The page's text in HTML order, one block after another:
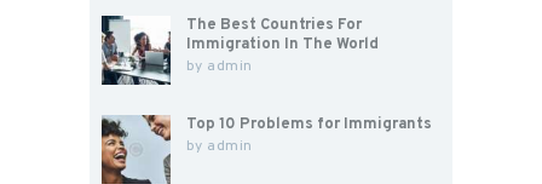
The Best Countries For
Immigration In The World
by admin
Top 10 Problems for Immigrants
by admin